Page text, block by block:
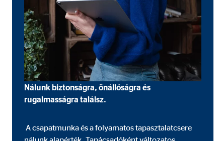
Nálunk biztonságra, önállóságra és
rugalmasságra találsz.
A csapatmunka és a folyamatos tapasztalatcsere
Nevek:
Szolgáltató:
A
Sütik lejárata:
Sütik alkalmazásához való hozzájárulás
Nevek: